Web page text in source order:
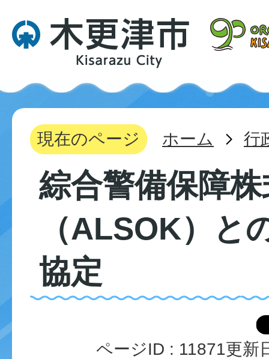
現在のページ ホーム 行
綜合警備保障
（ALSOK）と
協定
ページID : 11871更新